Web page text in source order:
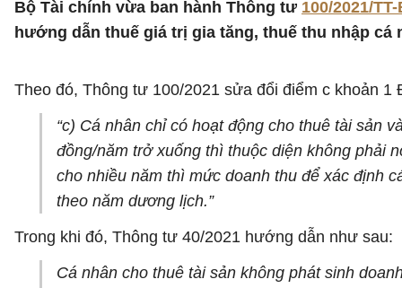
Bộ Tài chính vừa ban hành Thông tư 100/2021/
hướng dẫn thuế giá trị gia tăng, thuế thu nhập
Theo đó, Thông tư 100/2021 sửa đổi điểm c khoản
“c) Cá nhân chỉ có hoạt động cho thuê tài sản
đồng/năm trở xuống thì thuộc diện không phải
cho nhiều năm thì mức doanh thu để xác định
theo năm dương lịch.”
Trong khi đó, Thông tư 40/2021 hướng dẫn như sau:
Cá nhân cho thuê tài sản không phát sinh